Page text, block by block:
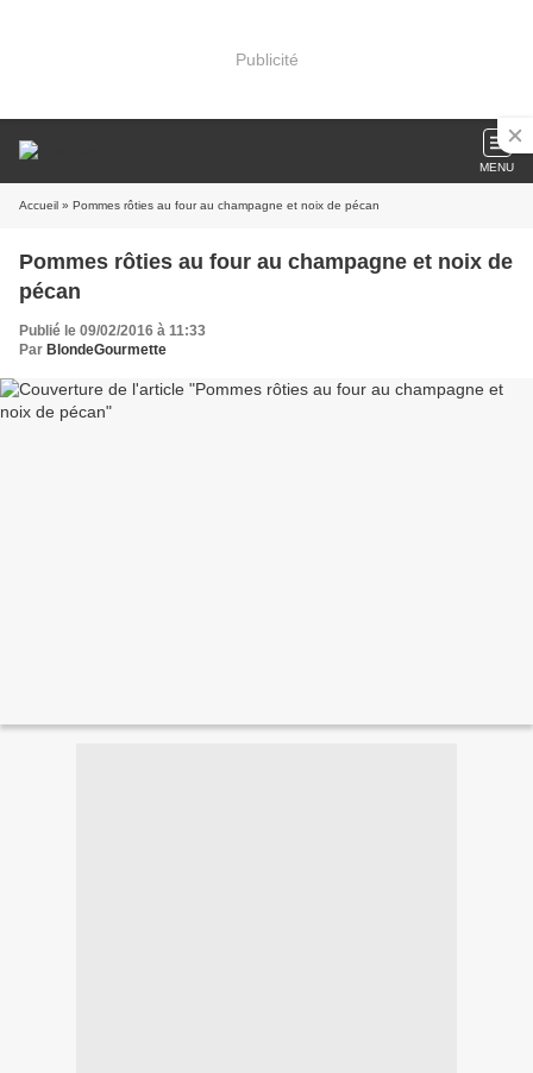
Publicité
MENU
Accueil » Pommes rôties au four au champagne et noix de pécan
Pommes rôties au four au champagne et noix de
pécan
Publié le 09/02/2016 à 11:33
Par BlondeGourmette